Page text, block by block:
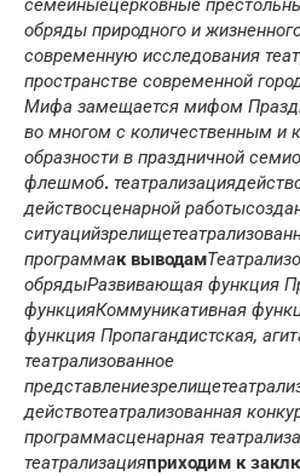
семейныецерковные
обряды природного и
современную исследования
пространстве современной
Мифа замещается мифом
во многом с количественным и
образности в праздничной
флешмоб. театрализация
действосценарной работы
ситуацийзрелище
программак выводам
обрядыРазвивающая функция
функцияКоммуникативная
функция Пропагандистская,
театрализованное
представлениезрелищете
действотеатрализованная
программасценарная
театрализацияприходим к